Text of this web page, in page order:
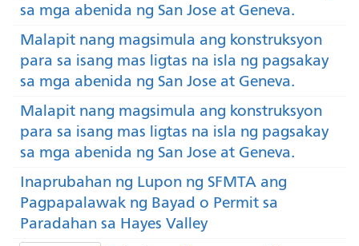
sa mga abenida ng San Jose at Geneva.
Malapit nang magsimula ang konstruksyon
para sa isang mas ligtas na isla ng pagsakay
sa mga abenida ng San Jose at Geneva.
Malapit nang magsimula ang konstruksyon
para sa isang mas ligtas na isla ng pagsakay
sa mga abenida ng San Jose at Geneva.
Inaprubahan ng Lupon ng SFMTA ang
Pagpapalawak ng Bayad o Permit sa
Paradahan sa Hayes Valley